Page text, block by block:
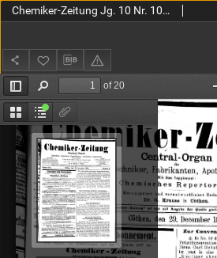
Chemiker-Zeitung Jg. 10 Nr. 104 (1886)